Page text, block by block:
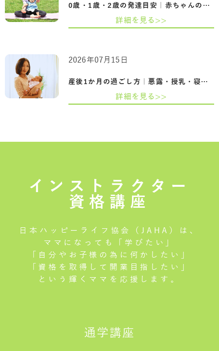
0歳・1歳・2歳の発達目安｜赤ちゃんの成長…
詳細を見る>>
産後1か月の過ごし方｜悪露・授乳・寝不足…
2026年07月15日
詳細を見る>>
インストラクター
資格講座
日本ハッピーライフ協会（JAHA）は、
ママになっても「学びたい」
「自分やお子様の為に何かしたい」
「資格を取得して開業目指したい」
という輝くママを応援します。
通学講座